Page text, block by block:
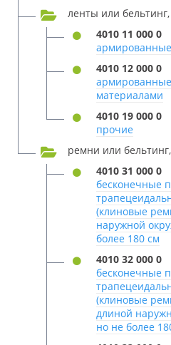
ленты или
4010 11 000 0
4010 12 000 0
материалами
4010 19 000 0
прочие
ремни или
4010 31 000 0
бесконечные
(клиновые
наружной
более 180 см
4010 32 000 0
бесконечные
(клиновые
длиной
но не более